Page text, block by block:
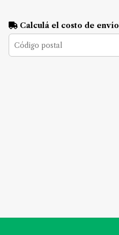
Calculá el costo de envío